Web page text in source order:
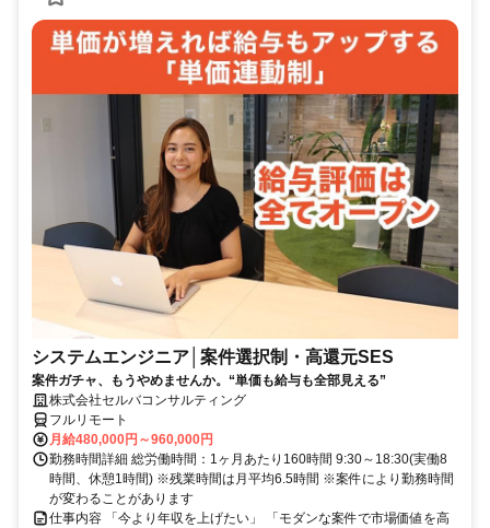
システムエンジニア│案件選択制・高還元SES
案件ガチャ、もうやめませんか。“単価も給与も全部見える”
株式会社セルバコンサルティング
フルリモート
月給480,000円～960,000円
勤務時間詳細 総労働時間：1ヶ月あたり160時間 9:30～18:30(実働8
時間、休憩1時間) ※残業時間は月平均6.5時間 ※案件により勤務時間
が変わることがあります
仕事内容 「今より年収を上げたい」 「モダンな案件で市場価値を高